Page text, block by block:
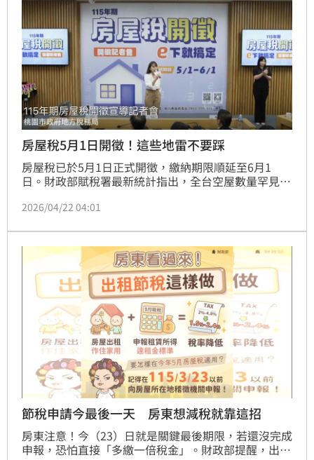
房屋稅5月1日開徵！這些地雷不要踩
房屋稅已於5月1日正式開徵，繳納期限順延至6月1
日。財政部賦稅署最新統計指出，全台空屋數量罕見驟
得緩解。此外，本期房屋稅總稅額首次突破千億大關。
繳納房屋稅，同時務必提高警覺，慎防任何假冒政府機
關的詐騙連結與電話，以免個人權益受損。逾期繳納將
依法加徵滯納金，請民眾務必準時完成繳納，避免額外
罰款。
2026/04/22 04:01
節稅申請今最後一天 房東想減稅就靠這招
房東注意！今（23）日就是關鍵最後期限，若還沒完成
申報，恐怕直接「多繳一倍稅金」。財政部提醒，出租